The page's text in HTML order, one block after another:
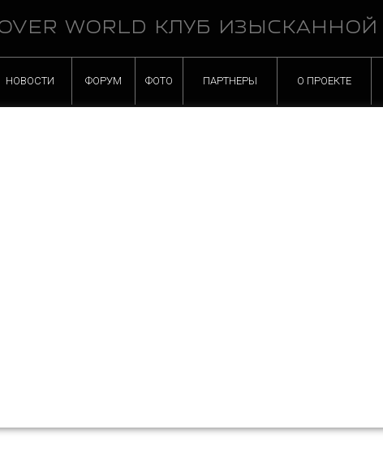
WORLD КЛУБ
НОВОСТИ ФОРУМ ФОТО ПАРТНЕРЫ О ПРОЕКТЕ